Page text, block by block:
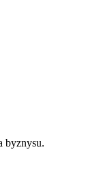
byznysu.